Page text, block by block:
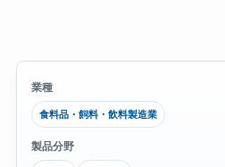
業種
食料品・飼料・飲料製造業
製品分野